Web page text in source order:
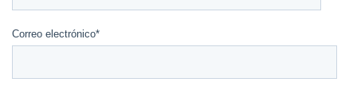
Correo electrónico*